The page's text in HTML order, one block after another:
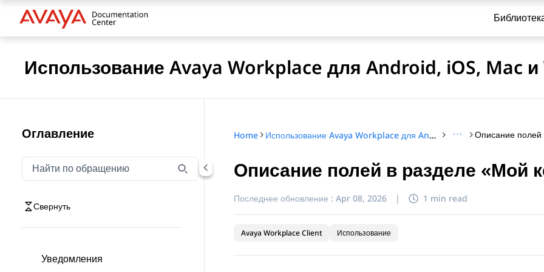
Использование Avaya Workplace для Android, iOS, Mac
Оглавление
Фильтровать навигацию по обращению
Введите текст для фильтрации элементов навигации по обращению
Свернуть
Уведомления
Home Использование Avaya Workplace для Android, iOS, Mac и Windows ···
Описание полей в разделе «Мой
Последнее обновление : Apr 08, 2026 | 1 min read
Avaya Workplace Client Использование